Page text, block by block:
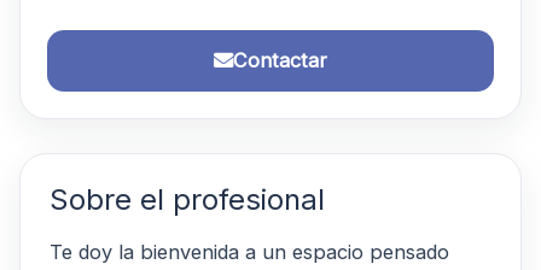
Contactar
Sobre el profesional
Te doy la bienvenida a un espacio pensado